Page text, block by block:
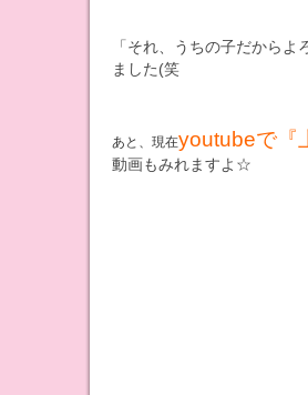
「それ、うちの子だから
ました(笑
あと、現在youtubeで
動画もみれますよ☆